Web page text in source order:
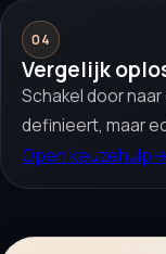
04
Vergelijk
Schakel door
definieert, maar
Open keuzehulp→